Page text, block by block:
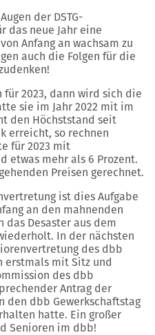
der DSTG-
das neue Jahr eine
Anfang an wachsam zu
auch die Folgen für die
für 2023, dann wird sich die
sie im Jahr 2022 mit im
den Höchststand seit
erreicht, so rechnen
für 2023 mit
etwas mehr als 6 Prozent.
Preisen gerechnet.
ist dies Aufgabe
an den mahnenden
das Desaster aus dem
In der nächsten
des dbb
mit Sitz und
des dbb
Antrag der
den dbb Gewerkschaftstag
hatte. Ein großer
Senioren im dbb!